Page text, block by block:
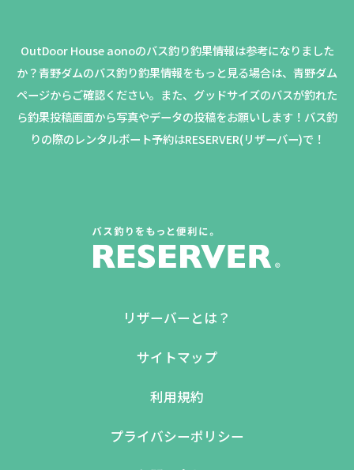
OutDoor House aonoのバス釣り釣果情報は参考になりました
か？青野ダムのバス釣り釣果情報をもっと見る場合は、青野ダム
ページからご確認ください。 また、グッドサイズのバスが釣れた
ら釣果投稿画面から写真やデータの投稿をお願いします！バス釣
りの際のレンタルボート予約はRESERVER(リザーバー)で！
リザーバーとは？
サイトマップ
利用規約
プライバシーポリシー